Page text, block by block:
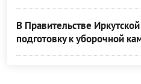
В Правительстве
подготовку к уборочной